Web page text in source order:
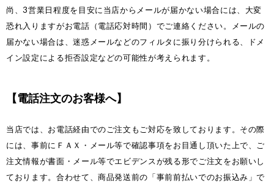
尚、3営業日程度を目安に当店からメールが届かない場合には、大変
恐れ入りますがお電話（電話応対時間）でご連絡ください。メールの
届かない場合は、迷惑メールなどのフィルタに振り分けられる、ドメ
イン設定による拒否設定などの可能性が考えられます。
【電話注文のお客様へ】
当店では、お電話経由でのご注文もご対応を致しております。その際
には、事前にＦＡＸ・メール等で確認事項をお目通し頂いた上で、ご
注文情報が書面・メール等でエビデンスが残る形でご注文をお願いし
ております。合わせて、商品発送前の「事前前払いでのお振込み」で